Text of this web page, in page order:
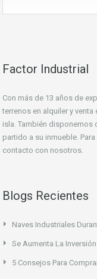
Factor Industrial
Con más de 13 años de
terrenos en alquiler y
isla. También disponemos
partido a su inmueble.
contacto con nosotros.
Blogs Recientes
Naves Industriales
Se Aumenta La
5 Consejos Para